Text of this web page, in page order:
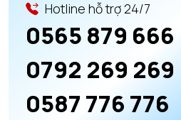
Hotline hỗ trợ 24/7
0565 879 666
0792 269 269
0587 776 776